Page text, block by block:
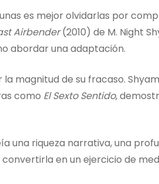
es mejor olvidarlas por
Airbender(2010) de M. Night
abordar una adaptación.
magnitud de su fracaso.
como El Sexto Sentido,
una riqueza narrativa, una
en un ejercicio de